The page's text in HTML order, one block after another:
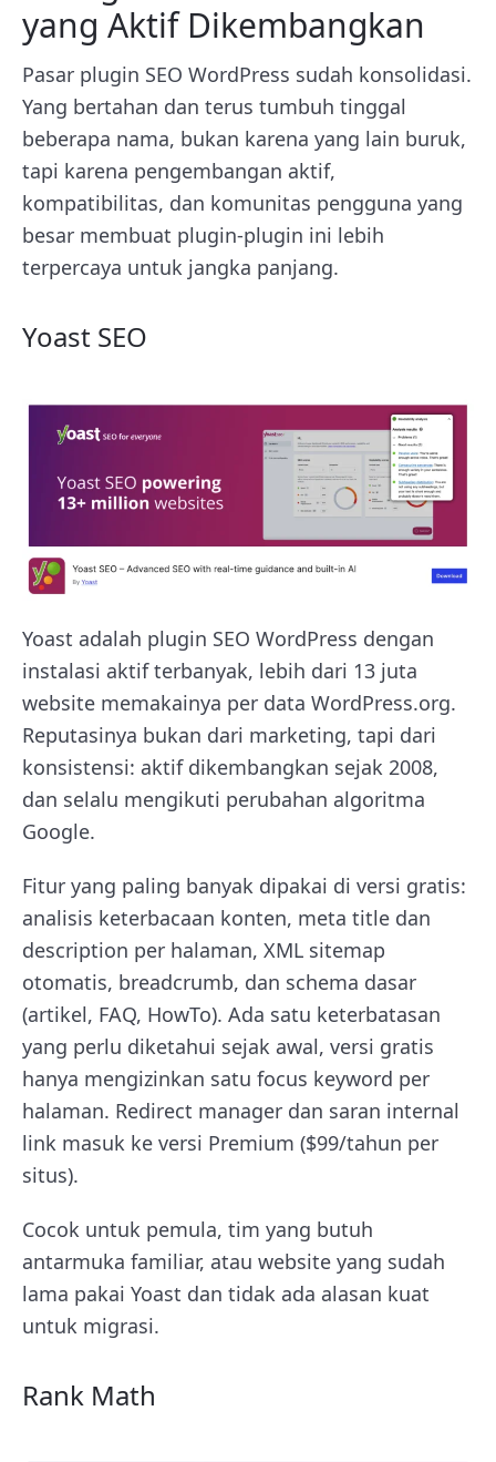
yang Aktif Dikembangkan
Pasar plugin SEO WordPress sudah konsolidasi.
Yang bertahan dan terus tumbuh tinggal
beberapa nama, bukan karena yang lain buruk,
tapi karena pengembangan aktif,
kompatibilitas, dan komunitas pengguna yang
besar membuat plugin-plugin ini lebih
terpercaya untuk jangka panjang.
Yoast SEO
Yoast adalah plugin SEO WordPress dengan
instalasi aktif terbanyak, lebih dari 13 juta
website memakainya per data WordPress.org.
Reputasinya bukan dari marketing, tapi dari
konsistensi: aktif dikembangkan sejak 2008,
dan selalu mengikuti perubahan algoritma
Google.
Fitur yang paling banyak dipakai di versi gratis:
analisis keterbacaan konten, meta title dan
description per halaman, XML sitemap
otomatis, breadcrumb, dan schema dasar
(artikel, FAQ, HowTo). Ada satu keterbatasan
yang perlu diketahui sejak awal, versi gratis
hanya mengizinkan satu focus keyword per
halaman. Redirect manager dan saran internal
link masuk ke versi Premium ($99/tahun per
situs).
Cocok untuk pemula, tim yang butuh
antarmuka familiar, atau website yang sudah
lama pakai Yoast dan tidak ada alasan kuat
untuk migrasi.
Rank Math